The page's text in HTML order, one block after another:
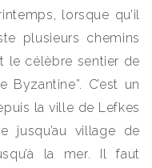
lorsque qu’il
plusieurs chemins
le célèbre sentier de
C’est un
la ville de Lefkes
jusqu’au village de
la mer. Il faut